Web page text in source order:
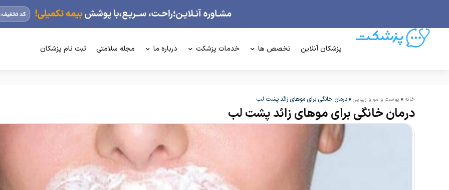
پزشکان آنلاین تخصص ها خدمات پزشکت درباره ما مجله سلامتی ثبت نام پزشکان
خانه» پوست و مو و زیبایی»درمان خانگی برای موهای زائد پشت لب
درمان خانگی برای موهای زائد پشت لب